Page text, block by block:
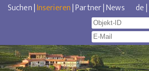
Suchen|Inserieren|Partner|News de|